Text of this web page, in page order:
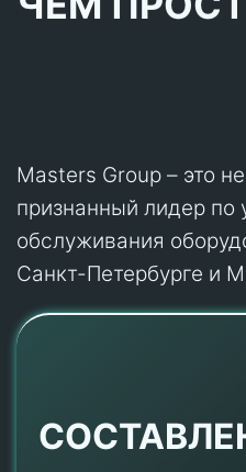
Masters Group – это
признанный лидер по
обслуживания
Санкт-Петербурге и